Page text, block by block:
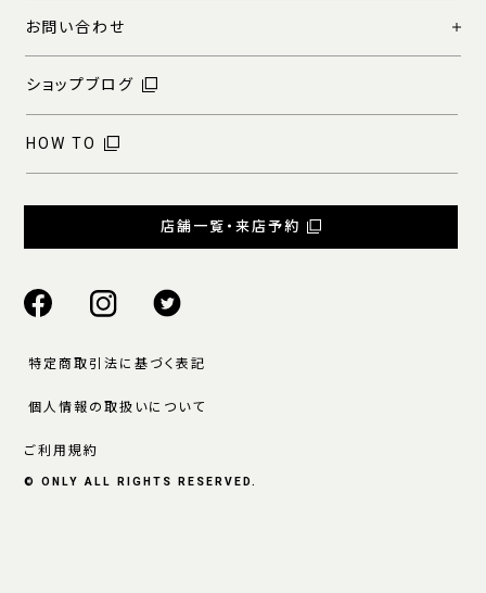
お問い合わせ
ショップブログ
HOW TO
店舗一覧・来店予約
特定商取引法に基づく表記
個人情報の取扱いについて
ご利用規約
© ONLY ALL RIGHTS RESERVED.